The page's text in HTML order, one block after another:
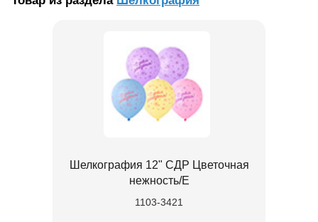
Шелкография 12" СДР Цветочная
нежность/Е
1103-3421